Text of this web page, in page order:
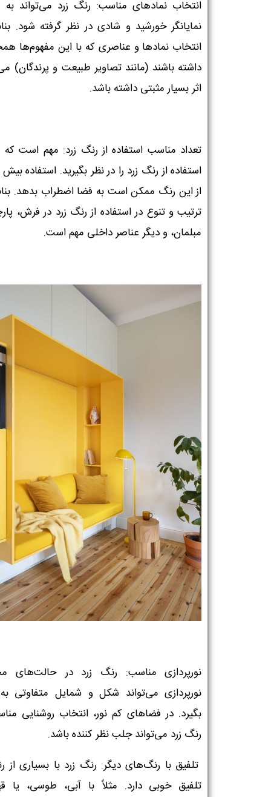
انتخاب نمادهای مناسب: رنگ زرد می‌تواند به
نمایانگر خورشید و شادی در نظر گرفته شود.
انتخاب نمادها و عناصری که با این مفهوم‌ها
داشته باشند (مانند تصاویر طبیعت و پرندگان)
اثر بسیار مثبتی داشته باشد.
تعداد مناسب استفاده از رنگ زرد: مهم است که
استفاده از رنگ زرد را در نظر بگیرید. استفاده
از این رنگ ممکن است به فضا اضطراب بدهد.
ترتیب و تنوع در استفاده از رنگ زرد در فرش،
مبلمان، و دیگر عناصر داخلی مهم است.
نورپردازی مناسب: رنگ زرد در حالت‌های
نورپردازی می‌تواند شکل و شمایل متفاوتی
بگیرد. در فضاهای کم نور، انتخاب روشنایی
رنگ زرد می‌تواند جلب نظر کننده باشد.
تلفیق با رنگ‌های دیگر: رنگ زرد با بسیاری از
تلفیق خوبی دارد. مثلاً با آبی، طوسی، یا